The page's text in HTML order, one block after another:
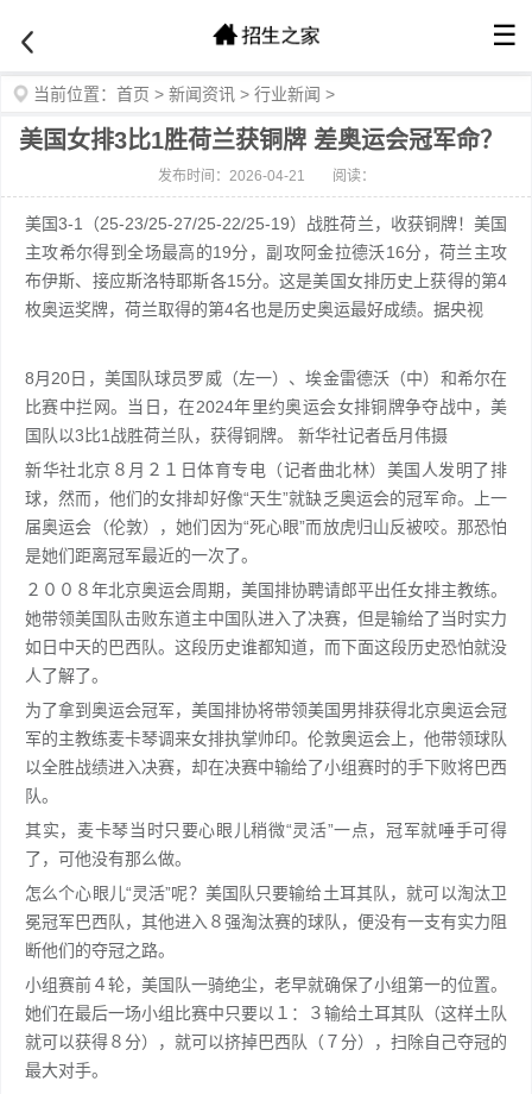
☰
当前位置： 首页 > 新闻资讯 > 行业新闻 >
美国女排3比1胜荷兰获铜牌 差奥运会冠军命？
发布时间：2026-04-21 阅读：
美国3-1（25-23/25-27/25-22/25-19）战胜荷兰，收获铜牌！美国
主攻希尔得到全场最高的19分，副攻阿金拉德沃16分，荷兰主攻
布伊斯、接应斯洛特耶斯各15分。这是美国女排历史上获得的第4
枚奥运奖牌，荷兰取得的第4名也是历史奥运最好成绩。据央视
8月20日，美国队球员罗威（左一）、埃金雷德沃（中）和希尔在
比赛中拦网。当日，在2024年里约奥运会女排铜牌争夺战中，美
国队以3比1战胜荷兰队，获得铜牌。 新华社记者岳月伟摄
新华社北京８月２１日体育专电（记者曲北林）美国人发明了排
球，然而，他们的女排却好像“天生”就缺乏奥运会的冠军命。上一
届奥运会（伦敦），她们因为“死心眼”而放虎归山反被咬。那恐怕
是她们距离冠军最近的一次了。
２００８年北京奥运会周期，美国排协聘请郎平出任女排主教练。
她带领美国队击败东道主中国队进入了决赛，但是输给了当时实力
如日中天的巴西队。这段历史谁都知道，而下面这段历史恐怕就没
人了解了。
为了拿到奥运会冠军，美国排协将带领美国男排获得北京奥运会冠
军的主教练麦卡琴调来女排执掌帅印。伦敦奥运会上，他带领球队
以全胜战绩进入决赛，却在决赛中输给了小组赛时的手下败将巴西
队。
其实，麦卡琴当时只要心眼儿稍微“灵活”一点，冠军就唾手可得
了，可他没有那么做。
怎么个心眼儿“灵活”呢？美国队只要输给土耳其队，就可以淘汰卫
冕冠军巴西队，其他进入８强淘汰赛的球队，便没有一支有实力阻
断他们的夺冠之路。
小组赛前４轮，美国队一骑绝尘，老早就确保了小组第一的位置。
她们在最后一场小组比赛中只要以１：３输给土耳其队（这样土队
就可以获得８分），就可以挤掉巴西队（７分），扫除自己夺冠的
最大对手。